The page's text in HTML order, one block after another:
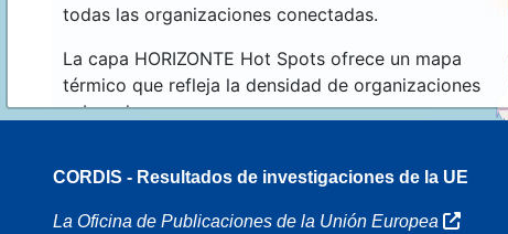
todas las organizaciones conectadas.
La capa HORIZONTE Hot Spots ofrece un mapa
térmico que refleja la densidad de organizaciones
sobre el mapa.
16
CORDIS - Resultados de investigaciones de la UE
La Oficina de Publicaciones de la Unión Europea